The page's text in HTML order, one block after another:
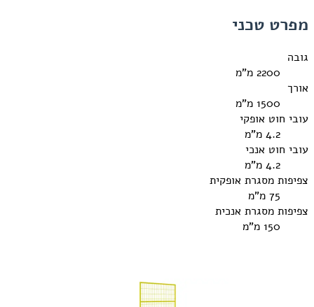
מפרט טכני
גובה
2200 מ"מ
אורך
1500 מ"מ
עובי חוט אופקי
4.2 מ"מ
עובי חוט אנכי
4.2 מ"מ
צפיפות מסגרת אופקית
75 מ"מ
צפיפות מסגרת אנכית
150 מ"מ